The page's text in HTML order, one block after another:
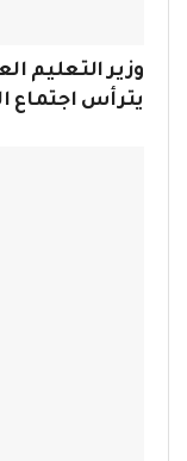
وزير التعليم
يترأس اجتماع